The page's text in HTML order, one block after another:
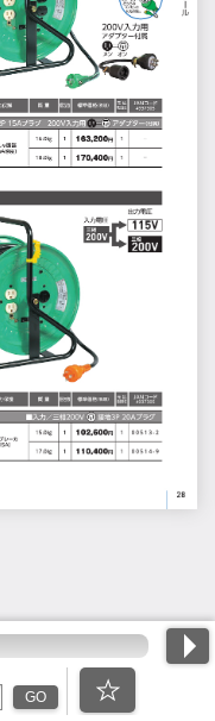
GO